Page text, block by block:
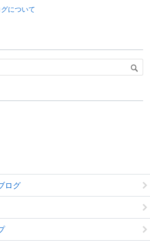
について
ログ